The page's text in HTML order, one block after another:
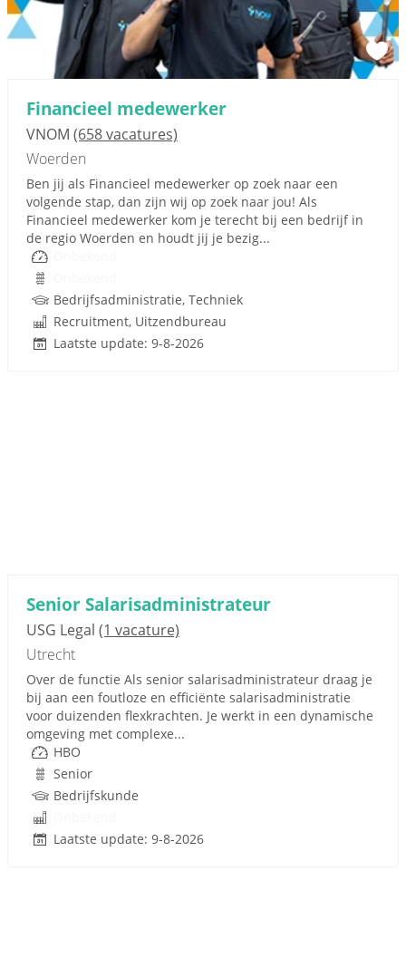
Financieel medewerker
VNOM (658 vacatures)
Woerden
Ben jij als Financieel medewerker op zoek naar een
volgende stap, dan zijn wij op zoek naar jou! Als
Financieel medewerker kom je terecht bij een bedrijf in
de regio Woerden en houdt jij je bezig...
Bedrijfsadministratie, Techniek
Recruitment, Uitzendbureau
Laatste update: 9-8-2026
Senior Salarisadministrateur
USG Legal (1 vacature)
Utrecht
Over de functie Als senior salarisadministrateur draag je
bij aan een foutloze en efficiënte salarisadministratie
voor duizenden flexkrachten. Je werkt in een dynamische
omgeving met complexe...
HBO
Senior
Bedrijfskunde
Laatste update: 9-8-2026